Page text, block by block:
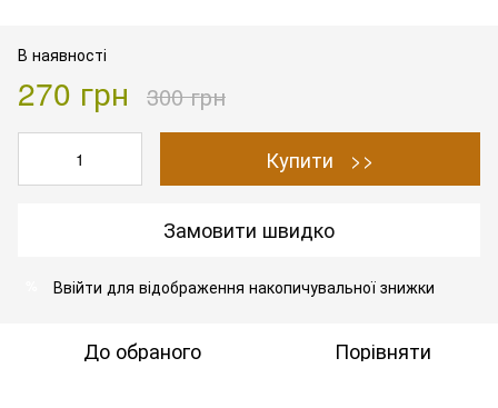
В наявності
270 грн 300 грн
Купити >>
Замовити швидко
Ввійти для відображення накопичувальної знижки
До обраного Порівняти